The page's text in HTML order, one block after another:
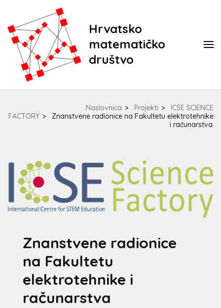
Hrvatsko
matematičko
društvo
Naslovnica > Projekti >
ICSE SCIENCE
FACTORY >
Znanstvene radionice na Fakultetu elektrotehnike
i računarstva
Znanstvene radionice
na Fakultetu
elektrotehnike i
računarstva